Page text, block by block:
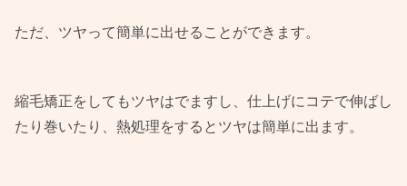
ただ、ツヤって簡単に出せることができます。
縮毛矯正をしてもツヤはでますし、仕上げにコテで伸ばし
たり巻いたり、熱処理をするとツヤは簡単に出ます。